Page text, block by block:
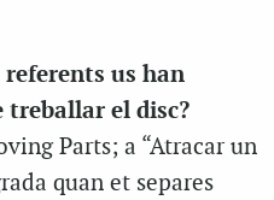
us han
treballar el disc?
Parts; a “Atracar un
quan et separes